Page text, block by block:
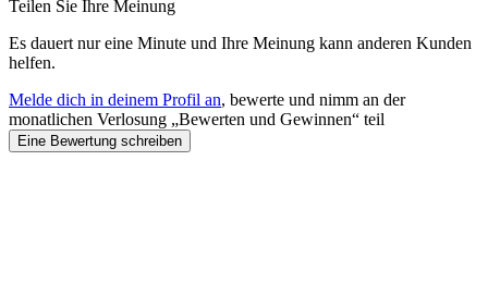
Teilen Sie Ihre Meinung
Es dauert nur eine Minute und Ihre Meinung kann anderen Kunden
helfen.
Melde dich in deinem Profil an, bewerte und nimm an der
monatlichen Verlosung „Bewerten und Gewinnen“ teil
Eine Bewertung schreiben